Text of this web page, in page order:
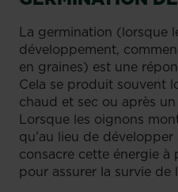
La germination (lorsque
développement,
en graines) est une
Cela se produit souvent
chaud et sec ou après
Lorsque les oignons
qu’au lieu de
consacre cette énergie
pour assurer la survie